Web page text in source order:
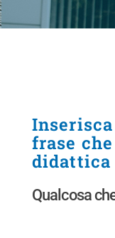
frase
didattica
Qualcosa